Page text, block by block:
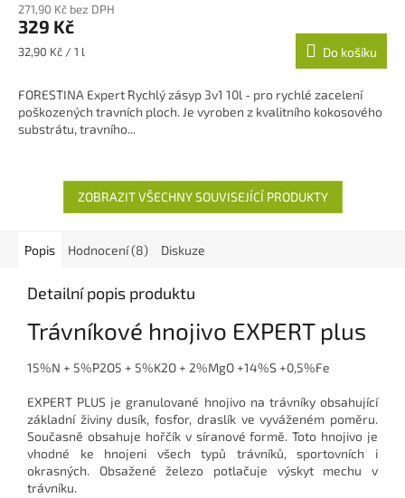
271,90 Kč bez DPH
329 Kč
Měrná
32,90 Kč / 1 l Do košíku
FORESTINA Expert Rychlý zásyp 3v1 10l - pro rychlé zacelení
poškozených travních ploch. Je vyroben z kvalitního kokosového
substrátu, travního...
ZOBRAZIT VŠECHNY SOUVISEJÍCÍ PRODUKTY
Popis Hodnocení (8) Diskuze
Detailní popis produktu
Trávníkové hnojivo EXPERT plus
15%N + 5%P2O5 + 5%K2O + 2%MgO +14%S +0,5%Fe
EXPERT PLUS je granulované hnojivo na trávníky obsahující
základní živiny dusík, fosfor, draslík ve vyváženém poměru.
Současně obsahuje hořčík v síranové formě. Toto hnojivo je
vhodné ke hnojeni všech typů trávníků, sportovních i
okrasných. Obsažené železo potlačuje výskyt mechu v
trávníku.